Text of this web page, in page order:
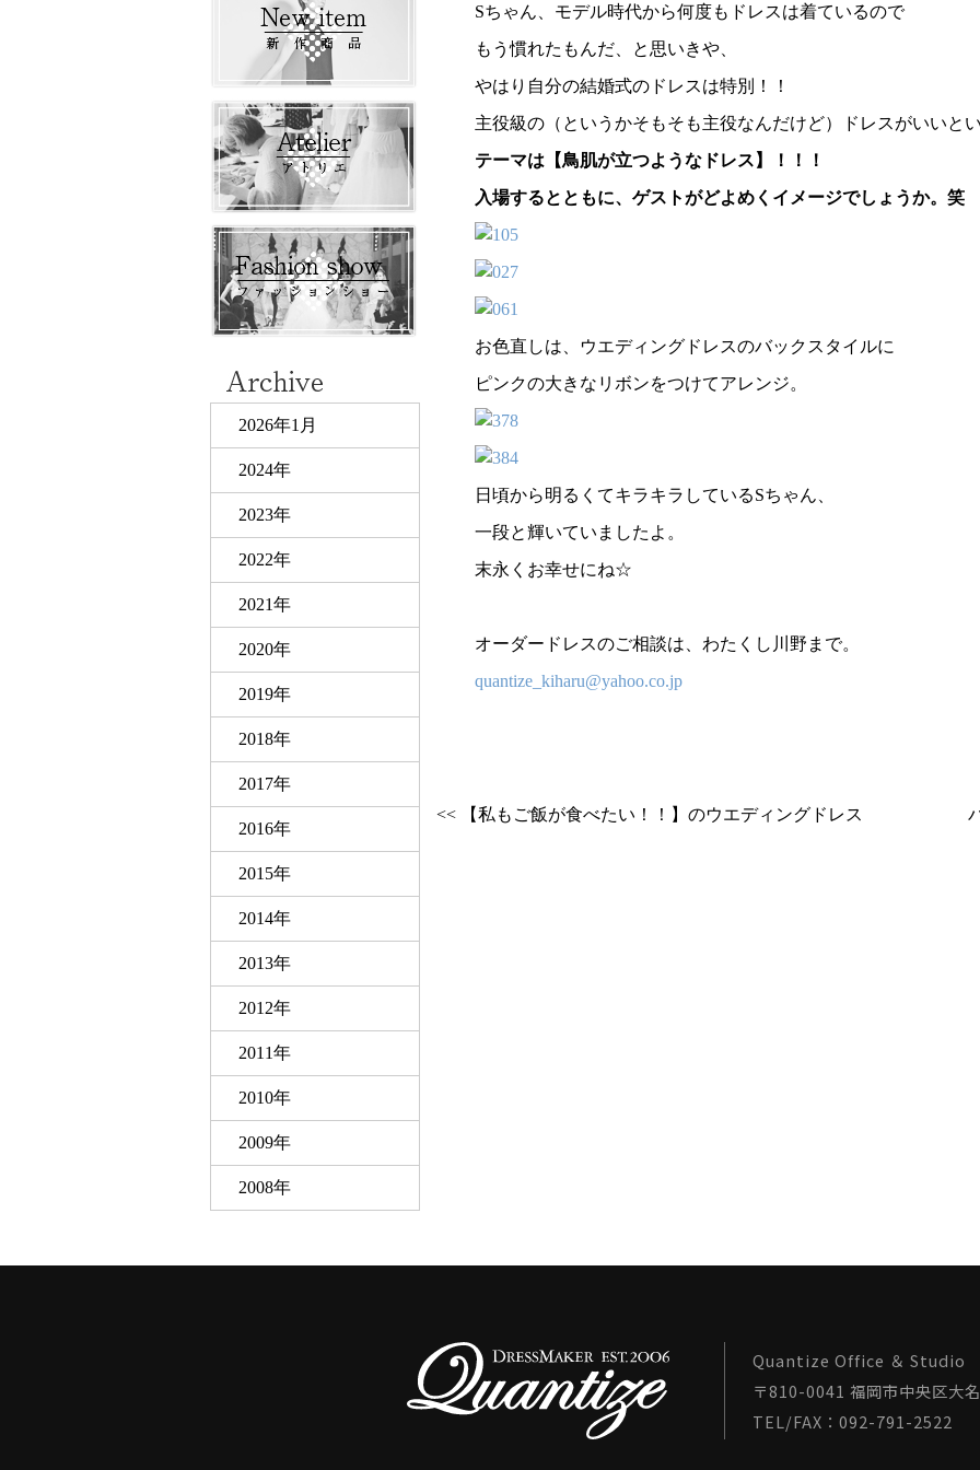
Sちゃん、モデル時代から何度もドレスは着ているので
もう慣れたもんだ、と思いきや、
やはり自分の結婚式のドレスは特別！！
主役級の（というかそもそも主役なんだけど）ドレスがいいと
テーマは【鳥肌が立つようなドレス】！！！
入場するとともに、ゲストがどよめくイメージでしょうか。笑
お色直しは、ウエディングドレスのバックスタイルに
ピンクの大きなリボンをつけてアレンジ。
日頃から明るくてキラキラしているSちゃん、
一段と輝いていましたよ。
末永くお幸せにね☆
オーダードレスのご相談は、わたくし川野まで。
quantize_kiharu@yahoo.co.jp
<< 【私もご飯が食べたい！！】のウエディングドレス
2026年1月
2024年
2023年
2022年
2021年
2020年
2019年
2018年
2017年
2016年
2015年
2014年
2013年
2012年
2011年
2010年
2009年
2008年
Quantize Office ＆ Studio
〒810-0041 福岡市中央区大
TEL/FAX：092-791-2522